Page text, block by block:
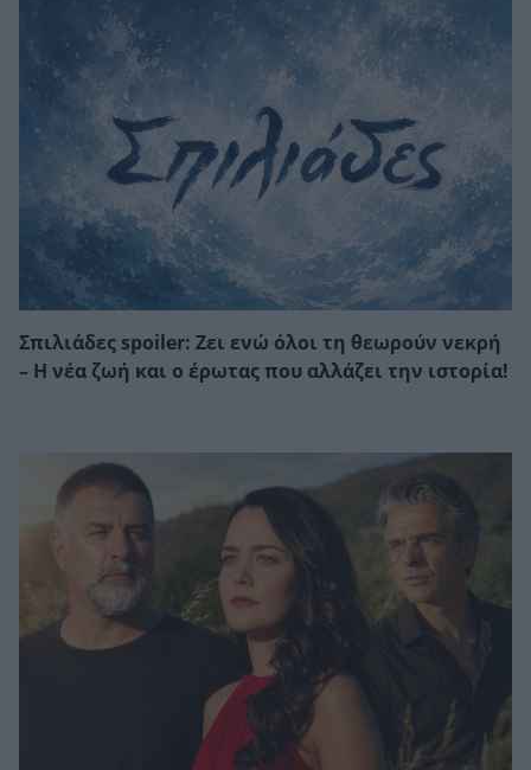
Σπιλιάδες spoiler: Ζει ενώ όλοι τη θεωρούν νεκρή
– Η νέα ζωή και ο έρωτας που αλλάζει την ιστορία!